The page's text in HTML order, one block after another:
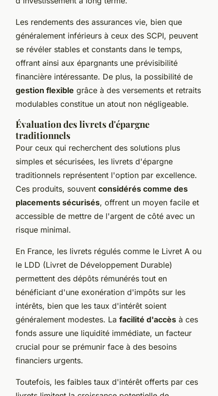
Les rendements des assurances vie, bien que
généralement inférieurs à ceux des SCPI, peuvent
se révéler stables et constants dans le temps,
offrant ainsi aux épargnants une prévisibilité
financière intéressante. De plus, la possibilité de
gestion flexible grâce à des versements et retraits
modulables constitue un atout non négligeable.
Évaluation des livrets d'épargne
traditionnels
Pour ceux qui recherchent des solutions plus
simples et sécurisées, les livrets d'épargne
traditionnels représentent l'option par excellence.
Ces produits, souvent considérés comme des
placements sécurisés, offrent un moyen facile et
accessible de mettre de l'argent de côté avec un
risque minimal.
En France, les livrets régulés comme le Livret A ou
le LDD (Livret de Développement Durable)
permettent des dépôts rémunérés tout en
bénéficiant d'une exonération d'impôts sur les
intérêts, bien que les taux d'intérêt soient
généralement modestes. La facilité d'accès à ces
fonds assure une liquidité immédiate, un facteur
crucial pour se prémunir face à des besoins
financiers urgents.
Toutefois, les faibles taux d'intérêt offerts par ces